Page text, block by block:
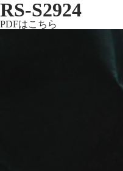
RS-S2924
PDFはこちら